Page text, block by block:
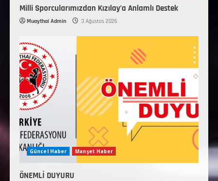
Milli Sporcularımızdan Kızılay’a Anlamlı Destek
Muaythai Admin 3 Ağustos 2026
Güncel Haber Manşet Haber
ÖNEMLİ DUYURU